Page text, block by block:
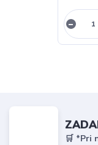
🛒 *Pri